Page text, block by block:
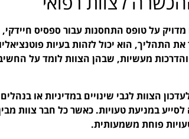
מדויק על טופס התחסנות עבור ספסיס
התהליך, הוא יכול לזהות בעיות
מעשיות, שבהן הצוות לומד על
הצוות לגבי שינויים במדיניות או
לסייע במניעת טעויות. כאשר כל חבר צוות
פוחת משמעותית.